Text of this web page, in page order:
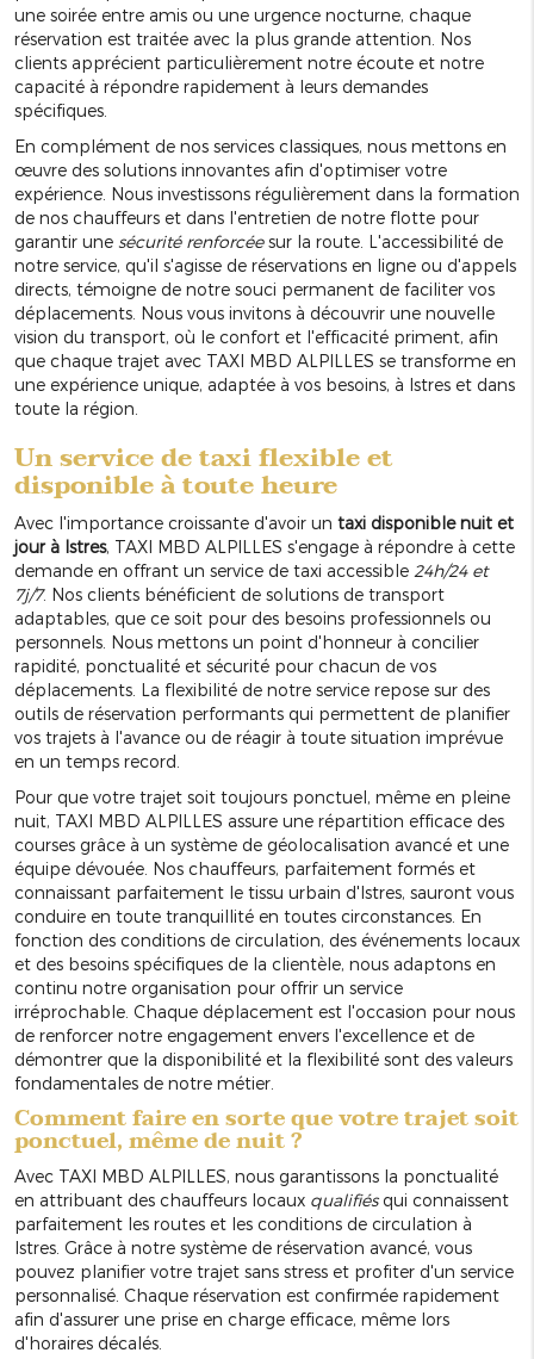
une soirée entre amis ou une urgence nocturne, chaque
réservation est traitée avec la plus grande attention. Nos
clients apprécient particulièrement notre écoute et notre
capacité à répondre rapidement à leurs demandes
spécifiques.
En complément de nos services classiques, nous mettons en
œuvre des solutions innovantes afin d'optimiser votre
expérience. Nous investissons régulièrement dans la formation
de nos chauffeurs et dans l'entretien de notre flotte pour
garantir une sécurité renforcéesur la route. L'accessibilité de
notre service, qu'il s'agisse de réservations en ligne ou d'appels
directs, témoigne de notre souci permanent de faciliter vos
déplacements. Nous vous invitons à découvrir une nouvelle
vision du transport, où le confort et l'efficacité priment, afin
que chaque trajet avec TAXI MBD ALPILLES se transforme en
une expérience unique, adaptée à vos besoins, à Istres et dans
toute la région.
Un service de taxi flexible et
disponible à toute heure
Avec l'importance croissante d'avoir un taxi disponible nuit et
jour à Istres, TAXI MBD ALPILLES s'engage à répondre à cette
demande en offrant un service de taxi accessible 24h/24 et
7j/7. Nos clients bénéficient de solutions de transport
adaptables, que ce soit pour des besoins professionnels ou
personnels. Nous mettons un point d'honneur à concilier
rapidité, ponctualité et sécurité pour chacun de vos
déplacements. La flexibilité de notre service repose sur des
outils de réservation performants qui permettent de planifier
vos trajets à l'avance ou de réagir à toute situation imprévue
en un temps record.
Pour que votre trajet soit toujours ponctuel, même en pleine
nuit, TAXI MBD ALPILLES assure une répartition efficace des
courses grâce à un système de géolocalisation avancé et une
équipe dévouée. Nos chauffeurs, parfaitement formés et
connaissant parfaitement le tissu urbain d'Istres, sauront vous
conduire en toute tranquillité en toutes circonstances. En
fonction des conditions de circulation, des événements locaux
et des besoins spécifiques de la clientèle, nous adaptons en
continu notre organisation pour offrir un service
irréprochable. Chaque déplacement est l'occasion pour nous
de renforcer notre engagement envers l'excellence et de
démontrer que la disponibilité et la flexibilité sont des valeurs
fondamentales de notre métier.
Comment faire en sorte que votre trajet soit
ponctuel, même de nuit ?
Avec TAXI MBD ALPILLES, nous garantissons la ponctualité
en attribuant des chauffeurs locaux qualifiésqui connaissent
parfaitement les routes et les conditions de circulation à
Istres. Grâce à notre système de réservation avancé, vous
pouvez planifier votre trajet sans stress et profiter d'un service
personnalisé. Chaque réservation est confirmée rapidement
afin d'assurer une prise en charge efficace, même lors
d'horaires décalés.